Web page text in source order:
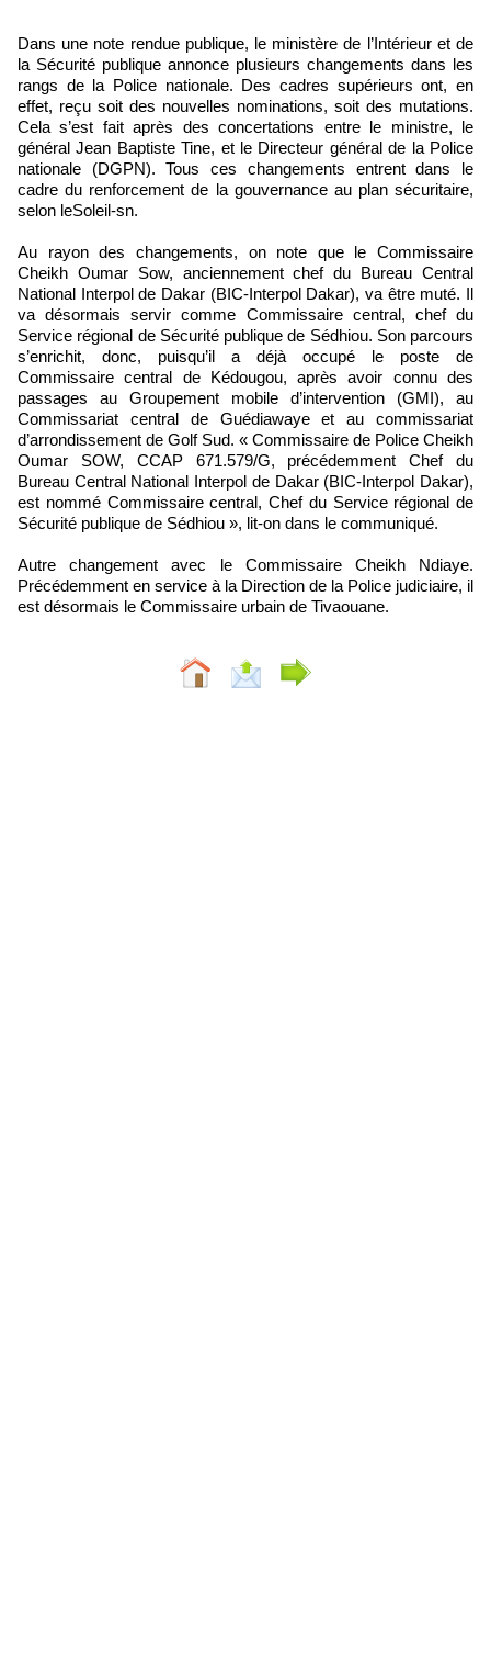
Dans une note rendue publique, le ministère de l’Intérieur et de
la Sécurité publique annonce plusieurs changements dans les
rangs de la Police nationale. Des cadres supérieurs ont, en
effet, reçu soit des nouvelles nominations, soit des mutations.
Cela s’est fait après des concertations entre le ministre, le
général Jean Baptiste Tine, et le Directeur général de la Police
nationale (DGPN). Tous ces changements entrent dans le
cadre du renforcement de la gouvernance au plan sécuritaire,
selon leSoleil-sn.
Au rayon des changements, on note que le Commissaire
Cheikh Oumar Sow, anciennement chef du Bureau Central
National Interpol de Dakar (BIC-Interpol Dakar), va être muté. Il
va désormais servir comme Commissaire central, chef du
Service régional de Sécurité publique de Sédhiou. Son parcours
s’enrichit, donc, puisqu’il a déjà occupé le poste de
Commissaire central de Kédougou, après avoir connu des
passages au Groupement mobile d’intervention (GMI), au
Commissariat central de Guédiawaye et au commissariat
d’arrondissement de Golf Sud. « Commissaire de Police Cheikh
Oumar SOW, CCAP 671.579/G, précédemment Chef du
Bureau Central National Interpol de Dakar (BIC-Interpol Dakar),
est nommé Commissaire central, Chef du Service régional de
Sécurité publique de Sédhiou », lit-on dans le communiqué.
Autre changement avec le Commissaire Cheikh Ndiaye.
Précédemment en service à la Direction de la Police judiciaire, il
est désormais le Commissaire urbain de Tivaouane.